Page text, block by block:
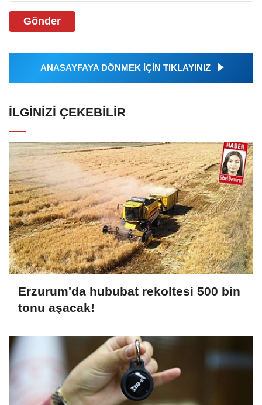
Gönder
ANASAYFAYA DÖNMEK İÇİN TIKLAYINIZ
İLGINIZI ÇEKEBILIR
Erzurum'da hububat rekoltesi 500 bin
tonu aşacak!